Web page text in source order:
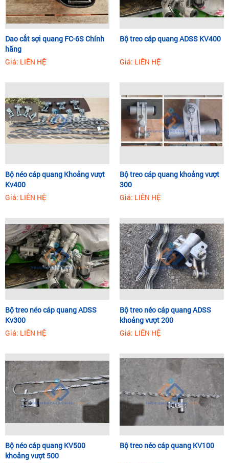
Dao cắt sợi quang FC-6S Chính
hãng
Giá: LIÊN HỆ
Bộ treo cáp quang ADSS KV400
Giá: LIÊN HỆ
Bộ néo cáp quang Khoảng vượt
Kv400
Giá: LIÊN HỆ
Bộ treo cáp quang khoảng vượt
300
Giá: LIÊN HỆ
Bộ treo néo cáp quang ADSS
Kv300
Giá: LIÊN HỆ
Bộ treo néo cáp quang ADSS
khoảng vượt 200
Giá: LIÊN HỆ
Bộ néo cáp quang KV500
khoảng vượt 500
Bộ treo néo cáp quang KV100